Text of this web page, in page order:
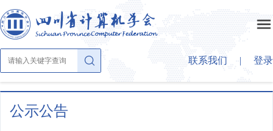
联系我们 | 登录
首页
公示公告